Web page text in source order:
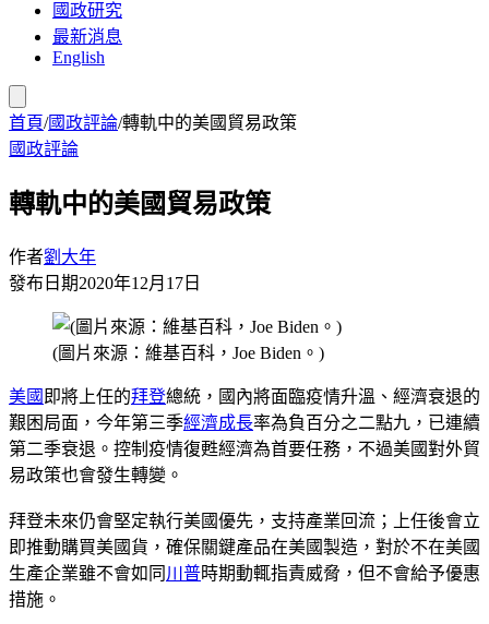
國政研究
最新消息
English
首頁/國政評論/轉軌中的美國貿易政策
國政評論
轉軌中的美國貿易政策
作者劉大年
發布日期2020年12月17日
(圖片來源：維基百科，Joe Biden。)
美國 即將上任的拜登總統，國內將面臨疫情升溫、經濟衰退的
艱困局面，今年第三季經濟成長率為負百分之二點九，已連續
第二季衰退。控制疫情復甦經濟為首要任務，不過美國對外貿
易政策也會發生轉變。
拜登未來仍會堅定執行美國優先，支持產業回流；上任後會立
即推動購買美國貨，確保關鍵產品在美國製造，對於不在美國
生產企業雖不會如同 川普時期動輒指責威脅，但不會給予優惠
措施。